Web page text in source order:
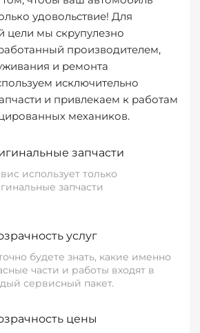
удовольствие! Для
цели мы скрупулезно
производителем,
и ремонта
исключительно
и привлекаем к работам
механиков.
запчасти
использует только
запчасти
услуг
будете знать, какие именно
части и работы входят в
сервисный пакет.
цены